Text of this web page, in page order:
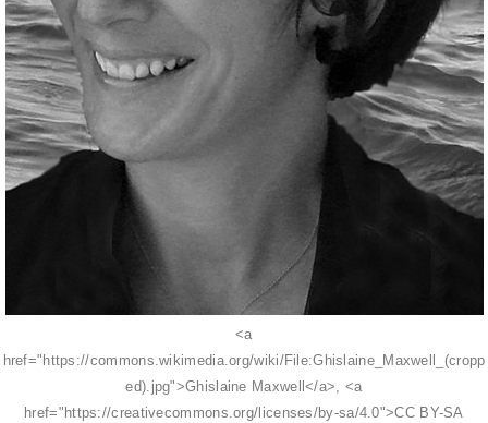
<a
href="https://commons.wikimedia.org/wiki/File:Ghislaine_Maxwell_(cropp
ed).jpg">Ghislaine Maxwell</a>, <a
href="https://creativecommons.org/licenses/by-sa/4.0">CC BY-SA